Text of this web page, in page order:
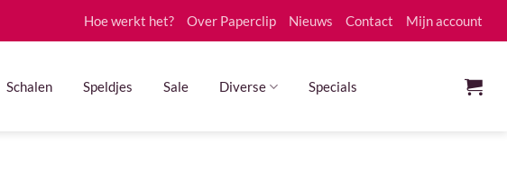
Hoe werkt het? Over Paperclip Nieuws Contact Mijn account
Schalen Speldjes Sale Diverse Specials